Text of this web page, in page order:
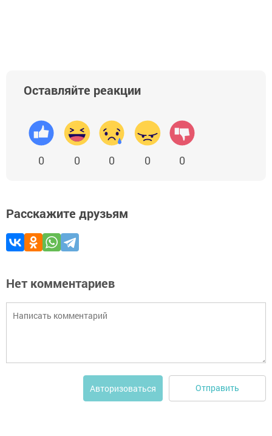
Оставляйте реакции
0 0 0 0 0
Расскажите друзьям
Нет комментариев
Авторизоваться Отправить